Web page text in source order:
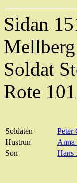
Sidan
Mellberg
Soldat
Rote 101
Soldaten Peter
Hustrun
Anna
Son
Hans